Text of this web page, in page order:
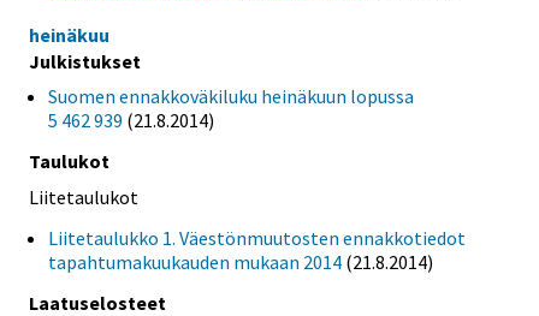
heinäkuu
Julkistukset
Suomen ennakkoväkiluku heinäkuun lopussa
5 462 939 (21.8.2014)
Taulukot
Liitetaulukot
Liitetaulukko 1. Väestönmuutosten ennakkotiedot
tapahtumakuukauden mukaan 2014 (21.8.2014)
Laatuselosteet